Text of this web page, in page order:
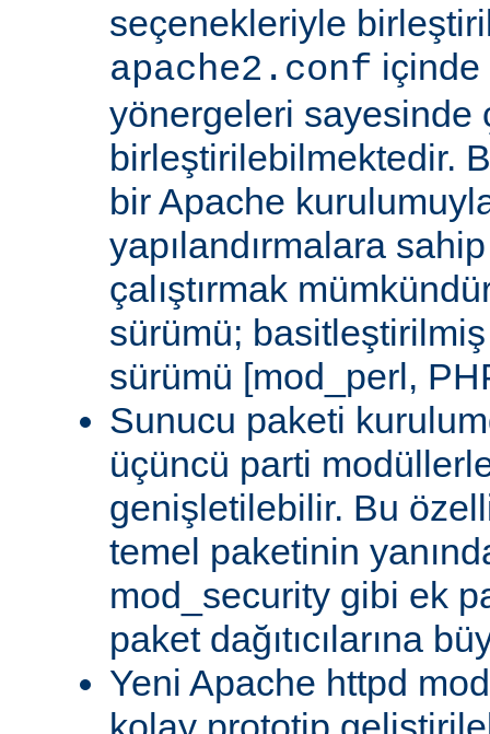
seçenekleriyle
apache2.conf içinde
yönergeleri sayesinde
birleştirilebilmektedir.
bir Apache
yapılandırmalara
çalıştırmak
sürümü;
sürümü [mod_perl,
Sunucu paketi
üçüncü parti
genişletilebilir. Bu
temel paketinin
mod_security gibi ek
paket dağıtıcılarına
Yeni Apache httpd